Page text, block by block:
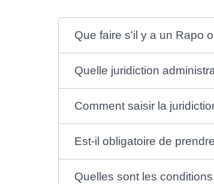
Que faire s'il y a un Rapo
Quelle juridiction
Comment saisir la
Est-il obligatoire de
Quelles sont les